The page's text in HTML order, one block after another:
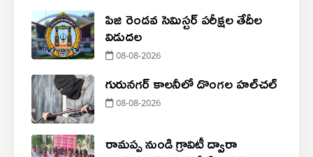
పిజి రెండవ సెమిస్టర్ పరీక్షల తేదీల
విడుదల
08-08-2026
గురునగర్ కాలనీలో దొంగల హల్‌చల్
08-08-2026
రామప్ప నుండి గ్రావిటీ ద్వారా